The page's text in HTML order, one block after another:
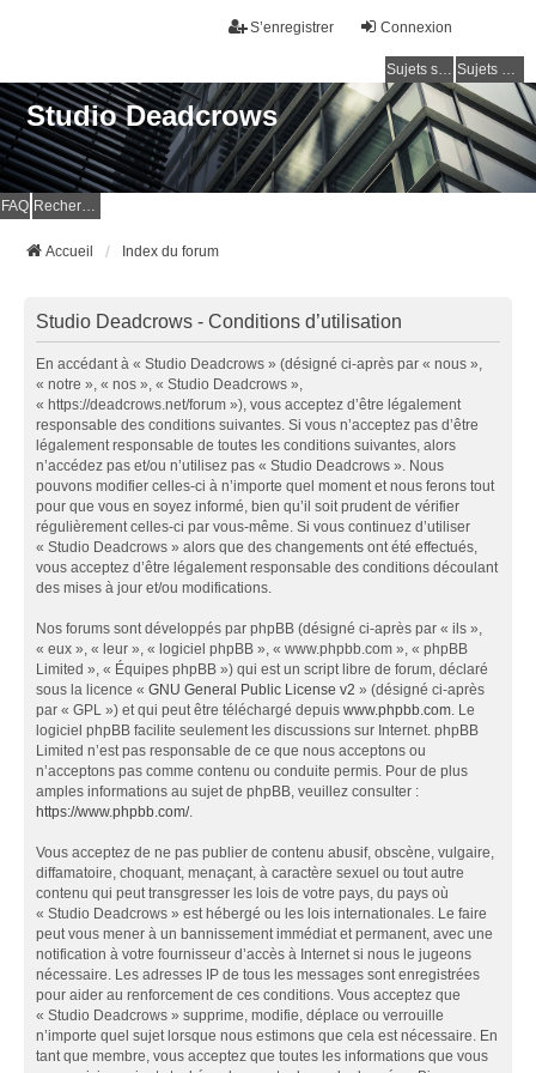
Connexion
S’enregistrer
Sujets sans réponse Sujets actifs
Studio Deadcrows
FAQ Rechercher
Accueil Index du forum
Studio Deadcrows - Conditions d’utilisation
En accédant à « Studio Deadcrows » (désigné ci-après par « nous »,
« notre », « nos », « Studio Deadcrows »,
« https://deadcrows.net/forum »), vous acceptez d’être légalement
responsable des conditions suivantes. Si vous n’acceptez pas d’être
légalement responsable de toutes les conditions suivantes, alors
n’accédez pas et/ou n’utilisez pas « Studio Deadcrows ». Nous
pouvons modifier celles-ci à n’importe quel moment et nous ferons tout
pour que vous en soyez informé, bien qu’il soit prudent de vérifier
régulièrement celles-ci par vous-même. Si vous continuez d’utiliser
« Studio Deadcrows » alors que des changements ont été effectués,
vous acceptez d’être légalement responsable des conditions découlant
des mises à jour et/ou modifications.
Nos forums sont développés par phpBB (désigné ci-après par « ils »,
« eux », « leur », « logiciel phpBB », « www.phpbb.com », « phpBB
Limited », « Équipes phpBB ») qui est un script libre de forum, déclaré
sous la licence « GNU General Public License v2 » (désigné ci-après
par « GPL ») et qui peut être téléchargé depuis www.phpbb.com. Le
logiciel phpBB facilite seulement les discussions sur Internet. phpBB
Limited n’est pas responsable de ce que nous acceptons ou
n’acceptons pas comme contenu ou conduite permis. Pour de plus
amples informations au sujet de phpBB, veuillez consulter :
https://www.phpbb.com/.
Vous acceptez de ne pas publier de contenu abusif, obscène, vulgaire,
diffamatoire, choquant, menaçant, à caractère sexuel ou tout autre
contenu qui peut transgresser les lois de votre pays, du pays où
« Studio Deadcrows » est hébergé ou les lois internationales. Le faire
peut vous mener à un bannissement immédiat et permanent, avec une
notification à votre fournisseur d’accès à Internet si nous le jugeons
nécessaire. Les adresses IP de tous les messages sont enregistrées
pour aider au renforcement de ces conditions. Vous acceptez que
« Studio Deadcrows » supprime, modifie, déplace ou verrouille
n’importe quel sujet lorsque nous estimons que cela est nécessaire. En
tant que membre, vous acceptez que toutes les informations que vous